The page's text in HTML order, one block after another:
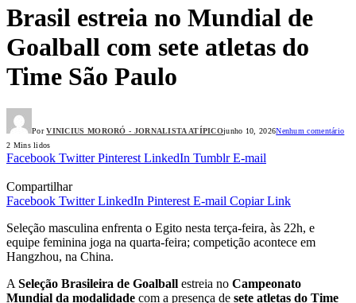
Brasil estreia no Mundial de
Goalball com sete atletas do
Time São Paulo
Por VINICIUS MORORÓ - JORNALISTA ATÍPICOjunho 10, 2026Nenhum comentário
2 Mins lidos
Facebook Twitter Pinterest LinkedIn Tumblr E-mail
Compartilhar
Facebook Twitter LinkedIn Pinterest E-mail Copiar Link
Seleção masculina enfrenta o Egito nesta terça-feira, às 22h, e
equipe feminina joga na quarta-feira; competição acontece em
Hangzhou, na China.
A Seleção Brasileira de Goalball estreia no Campeonato
Mundial da modalidade com a presença de sete atletas do Time